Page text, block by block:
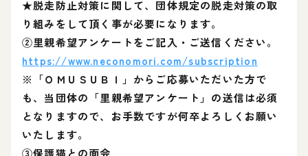
★脱走防止対策に関して、団体規定の脱走対策の取
り組みをして頂く事が必要になります。
②里親希望アンケートをご記入・ご送信ください。
https://www.neconomori.com/subscription
※「ＯＭＵＳＵＢＩ」からご応募いただいた方で
も、当団体の「里親希望アンケート」の送信は必須
となりますので、お手数ですが何卒よろしくお願い
いたします。
③保護猫との面会